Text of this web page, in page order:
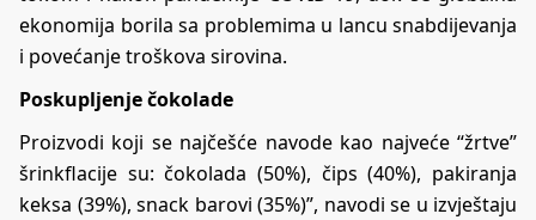
ekonomija borila sa problemima u lancu snabdijevanja
i povećanje troškova sirovina.
Poskupljenje čokolade
Proizvodi koji se najčešće navode kao najveće “žrtve”
šrinkflacije su: čokolada (50%), čips (40%), pakiranja
keksa (39%), snack barovi (35%)”, navodi se u izvještaju